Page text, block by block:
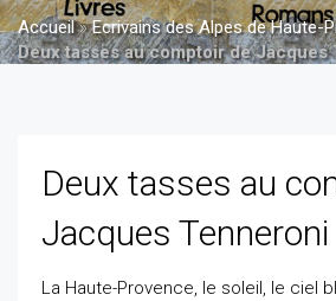
Accueil»Ecrivains des Alpes de Haute-
Deux tasses au comptoir de Jacques
Deux tasses au
Jacques Tenneroni
La Haute-Provence, le soleil, le ciel